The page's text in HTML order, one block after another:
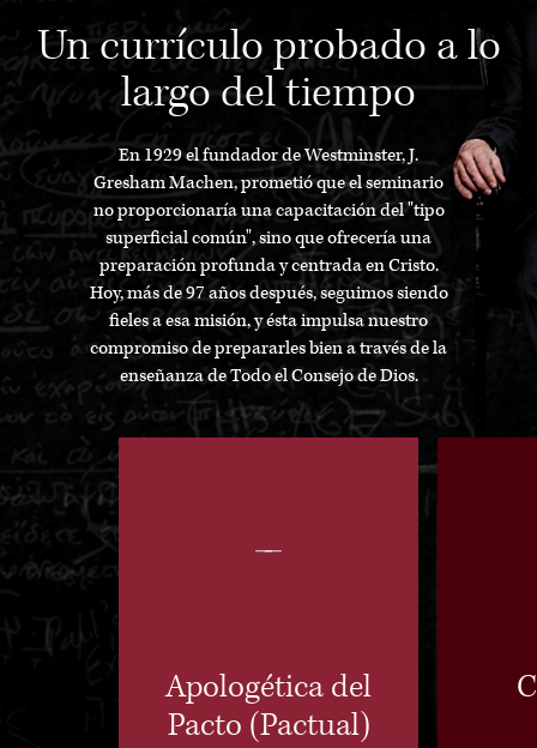
Un currículo probado a lo
largo del tiempo
En 1929 el fundador de Westminster, J.
Gresham Machen, prometió que el seminario
no proporcionaría una capacitación del "tipo
superficial común", sino que ofrecería una
preparación profunda y centrada en Cristo.
Hoy, más de 97 años después, seguimos siendo
fieles a esa misión, y ésta impulsa nuestro
compromiso de prepararles bien a través de la
enseñanza de Todo el Consejo de Dios.
Apologética del
Pacto (Pactual)